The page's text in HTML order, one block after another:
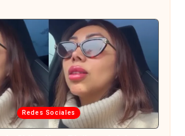
Redes Sociales